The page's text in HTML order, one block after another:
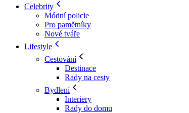
Celebrity
Módní policie
Pro pamětníky
Nové tváře
Lifestyle
Cestování
Destinace
Rady na cesty
Bydlení
Interiery
Rady do domu